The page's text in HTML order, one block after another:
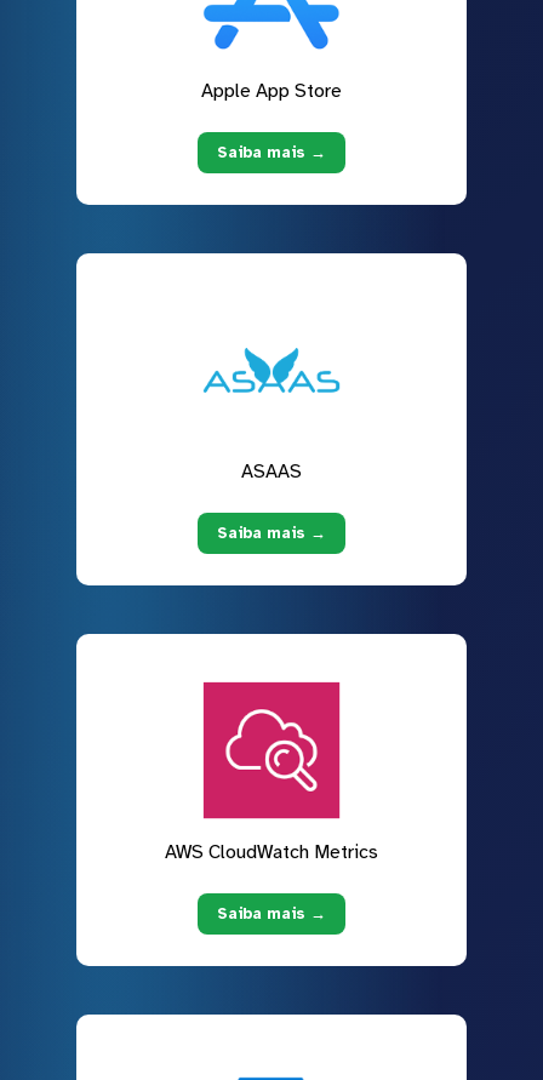
Apple App Store
Saiba mais →
ASAAS
Saiba mais →
AWS CloudWatch Metrics
Saiba mais →